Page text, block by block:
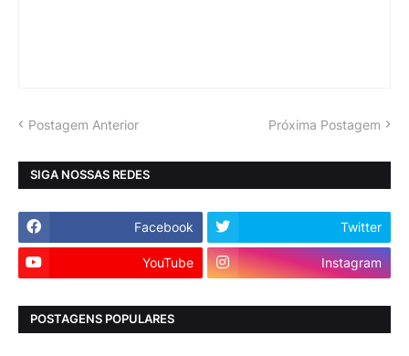
Postagem Anterior Próxima Postagem
SIGA NOSSAS REDES
Facebook Twitter
YouTube Instagram
POSTAGENS POPULARES